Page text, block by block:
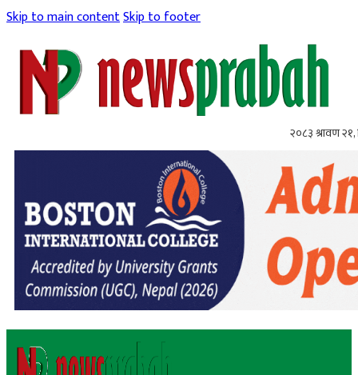
Skip to main contentSkip to footer
२०८३ श्रावण २१,